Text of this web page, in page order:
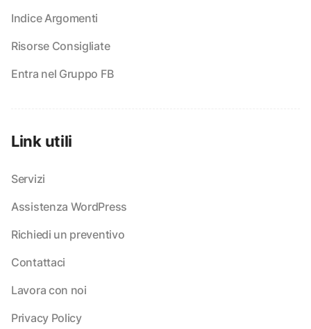
Indice Argomenti
Risorse Consigliate
Entra nel Gruppo FB
Link utili
Servizi
Assistenza WordPress
Richiedi un preventivo
Contattaci
Lavora con noi
Privacy Policy